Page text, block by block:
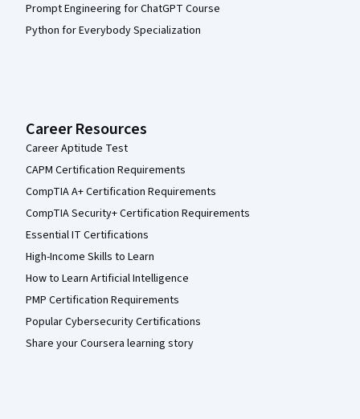
Prompt Engineering for ChatGPT Course
Python for Everybody Specialization
Career Resources
Career Aptitude Test
CAPM Certification Requirements
CompTIA A+ Certification Requirements
CompTIA Security+ Certification Requirements
Essential IT Certifications
High-Income Skills to Learn
How to Learn Artificial Intelligence
PMP Certification Requirements
Popular Cybersecurity Certifications
Share your Coursera learning story